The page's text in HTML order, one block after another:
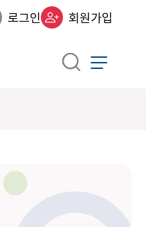
로그인 회원가입